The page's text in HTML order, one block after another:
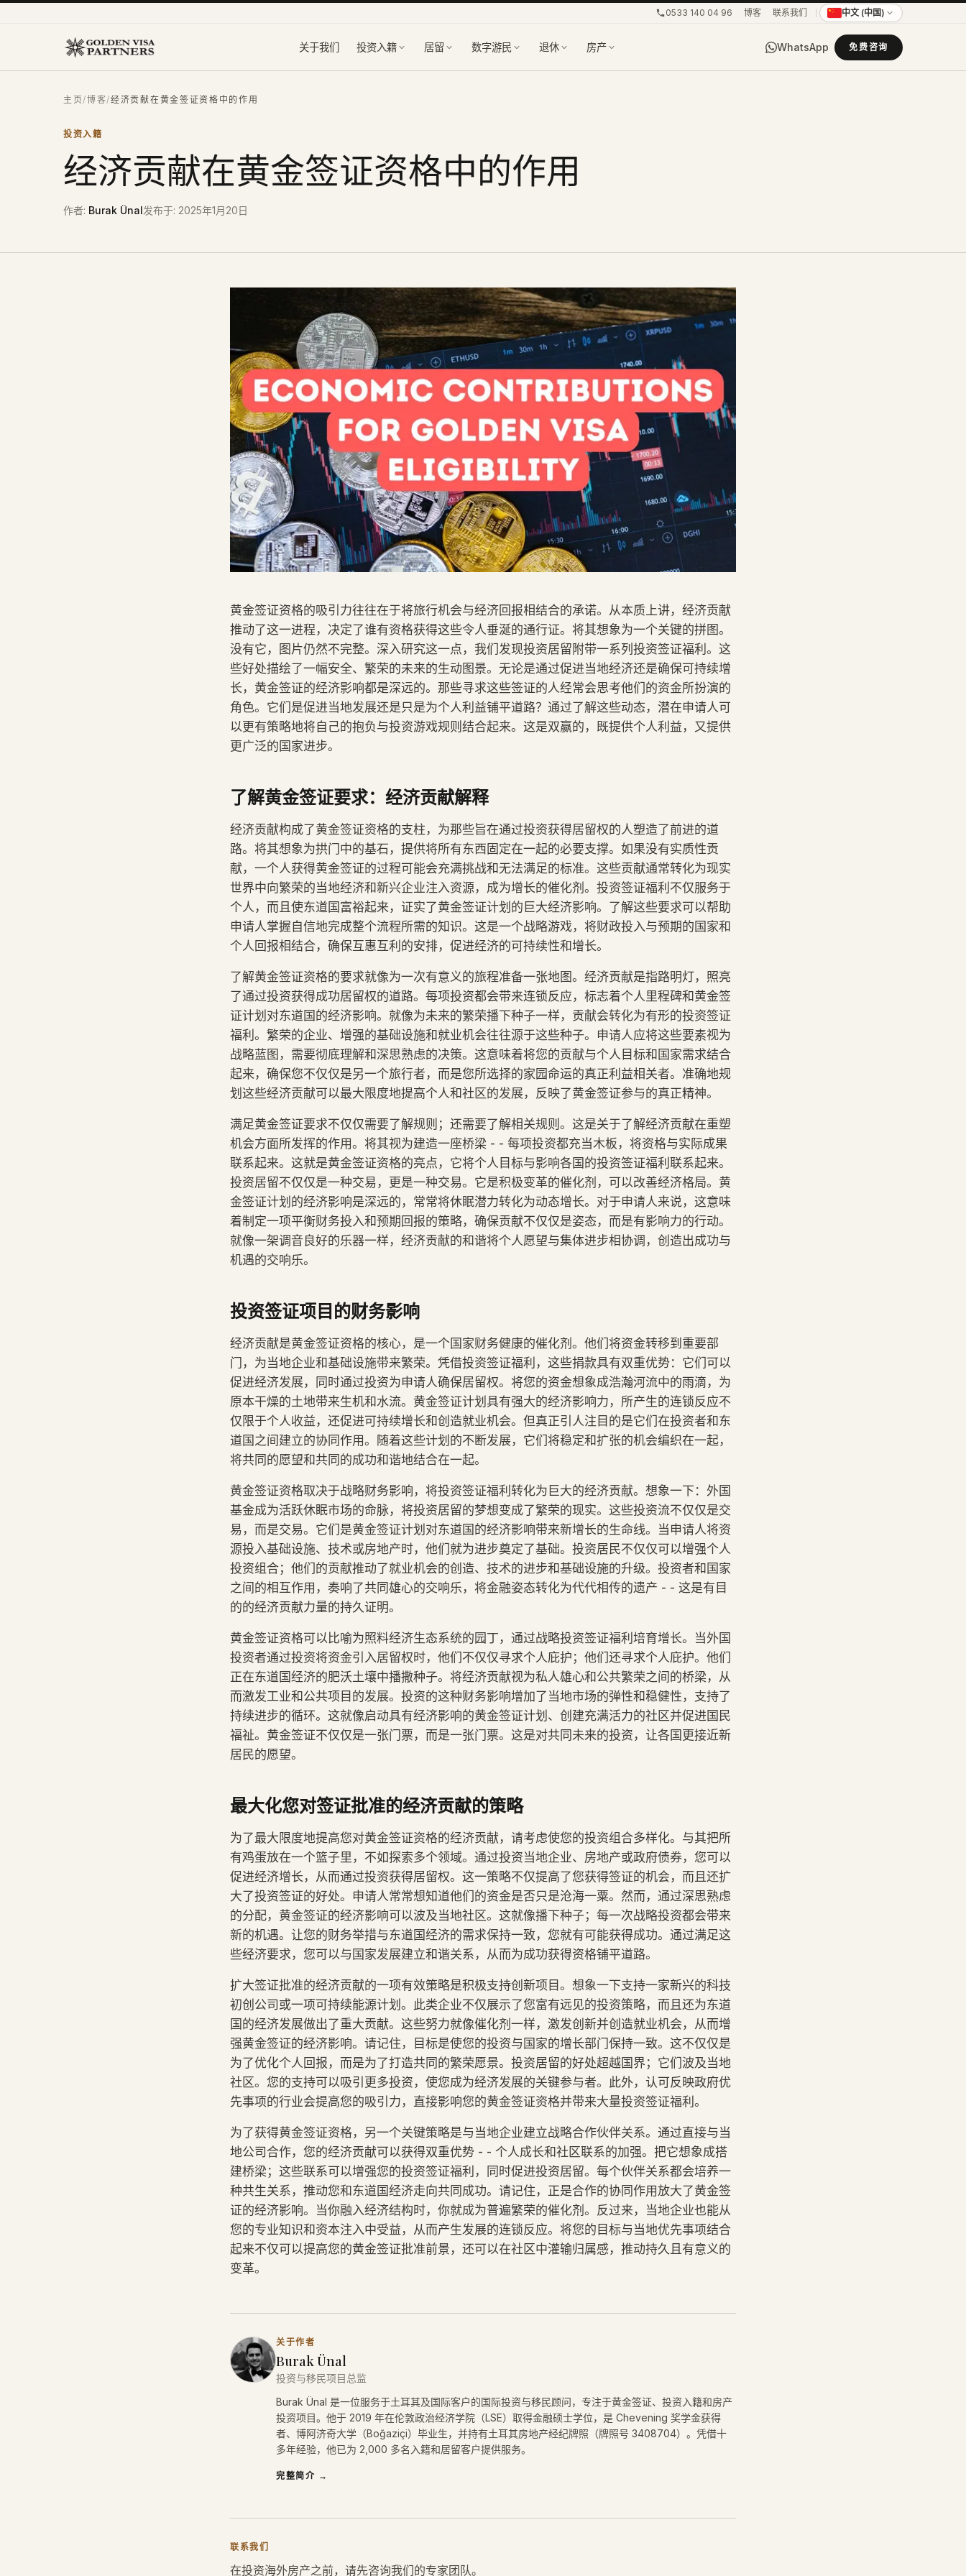
0533 140 04 96 博客 联系我们 中文 (中国)
关于我们 投资入籍 居留 数字游民 退休 房产 WhatsApp 免费咨询
主页/博客/经济贡献在黄金签证资格中的作用
投资入籍
经济贡献在黄金签证资格中的作用
作者: Burak Ünal发布于: 2025年1月20日
黄金签证资格的吸引力往往在于将旅行机会与经济回报相结合的承诺。从本质上讲，经济贡献
推动了这一进程，决定了谁有资格获得这些令人垂涎的通行证。将其想象为一个关键的拼图。
没有它，图片仍然不完整。深入研究这一点，我们发现投资居留附带一系列投资签证福利。这
些好处描绘了一幅安全、繁荣的未来的生动图景。无论是通过促进当地经济还是确保可持续增
长，黄金签证的经济影响都是深远的。那些寻求这些签证的人经常会思考他们的资金所扮演的
角色。它们是促进当地发展还是只是为个人利益铺平道路？通过了解这些动态，潜在申请人可
以更有策略地将自己的抱负与投资游戏规则结合起来。这是双赢的，既提供个人利益，又提供
更广泛的国家进步。
了解黄金签证要求：经济贡献解释
经济贡献构成了黄金签证资格的支柱，为那些旨在通过投资获得居留权的人塑造了前进的道
路。将其想象为拱门中的基石，提供将所有东西固定在一起的必要支撑。如果没有实质性贡
献，一个人获得黄金签证的过程可能会充满挑战和无法满足的标准。这些贡献通常转化为现实
世界中向繁荣的当地经济和新兴企业注入资源，成为增长的催化剂。投资签证福利不仅服务于
个人，而且使东道国富裕起来，证实了黄金签证计划的巨大经济影响。了解这些要求可以帮助
申请人掌握自信地完成整个流程所需的知识。这是一个战略游戏，将财政投入与预期的国家和
个人回报相结合，确保互惠互利的安排，促进经济的可持续性和增长。
了解黄金签证资格的要求就像为一次有意义的旅程准备一张地图。经济贡献是指路明灯，照亮
了通过投资获得成功居留权的道路。每项投资都会带来连锁反应，标志着个人里程碑和黄金签
证计划对东道国的经济影响。就像为未来的繁荣播下种子一样，贡献会转化为有形的投资签证
福利。繁荣的企业、增强的基础设施和就业机会往往源于这些种子。申请人应将这些要素视为
战略蓝图，需要彻底理解和深思熟虑的决策。这意味着将您的贡献与个人目标和国家需求结合
起来，确保您不仅仅是另一个旅行者，而是您所选择的家园命运的真正利益相关者。准确地规
划这些经济贡献可以最大限度地提高个人和社区的发展，反映了黄金签证参与的真正精神。
满足黄金签证要求不仅仅需要了解规则；还需要了解相关规则。这是关于了解经济贡献在重塑
机会方面所发挥的作用。将其视为建造一座桥梁 - - 每项投资都充当木板，将资格与实际成果
联系起来。这就是黄金签证资格的亮点，它将个人目标与影响各国的投资签证福利联系起来。
投资居留不仅仅是一种交易，更是一种交易。它是积极变革的催化剂，可以改善经济格局。黄
金签证计划的经济影响是深远的，常常将休眠潜力转化为动态增长。对于申请人来说，这意味
着制定一项平衡财务投入和预期回报的策略，确保贡献不仅仅是姿态，而是有影响力的行动。
就像一架调音良好的乐器一样，经济贡献的和谐将个人愿望与集体进步相协调，创造出成功与
机遇的交响乐。
投资签证项目的财务影响
经济贡献是黄金签证资格的核心，是一个国家财务健康的催化剂。他们将资金转移到重要部
门，为当地企业和基础设施带来繁荣。凭借投资签证福利，这些捐款具有双重优势：它们可以
促进经济发展，同时通过投资为申请人确保居留权。将您的资金想象成浩瀚河流中的雨滴，为
原本干燥的土地带来生机和水流。黄金签证计划具有强大的经济影响力，所产生的连锁反应不
仅限于个人收益，还促进可持续增长和创造就业机会。但真正引人注目的是它们在投资者和东
道国之间建立的协同作用。随着这些计划的不断发展，它们将稳定和扩张的机会编织在一起，
将共同的愿望和共同的成功和谐地结合在一起。
黄金签证资格取决于战略财务影响，将投资签证福利转化为巨大的经济贡献。想象一下：外国
基金成为活跃休眠市场的命脉，将投资居留的梦想变成了繁荣的现实。这些投资流不仅仅是交
易，而是交易。它们是黄金签证计划对东道国的经济影响带来新增长的生命线。当申请人将资
源投入基础设施、技术或房地产时，他们就为进步奠定了基础。投资居民不仅仅可以增强个人
投资组合；他们的贡献推动了就业机会的创造、技术的进步和基础设施的升级。投资者和国家
之间的相互作用，奏响了共同雄心的交响乐，将金融姿态转化为代代相传的遗产 - - 这是有目
的的经济贡献力量的持久证明。
黄金签证资格可以比喻为照料经济生态系统的园丁，通过战略投资签证福利培育增长。当外国
投资者通过投资将资金引入居留权时，他们不仅仅寻求个人庇护；他们还寻求个人庇护。他们
正在东道国经济的肥沃土壤中播撒种子。将经济贡献视为私人雄心和公共繁荣之间的桥梁，从
而激发工业和公共项目的发展。投资的这种财务影响增加了当地市场的弹性和稳健性，支持了
持续进步的循环。这就像启动具有经济影响的黄金签证计划、创建充满活力的社区并促进国民
福祉。黄金签证不仅仅是一张门票，而是一张门票。这是对共同未来的投资，让各国更接近新
居民的愿望。
最大化您对签证批准的经济贡献的策略
为了最大限度地提高您对黄金签证资格的经济贡献，请考虑使您的投资组合多样化。与其把所
有鸡蛋放在一个篮子里，不如探索多个领域。通过投资当地企业、房地产或政府债券，您可以
促进经济增长，从而通过投资获得居留权。这一策略不仅提高了您获得签证的机会，而且还扩
大了投资签证的好处。申请人常常想知道他们的资金是否只是沧海一粟。然而，通过深思熟虑
的分配，黄金签证的经济影响可以波及当地社区。这就像播下种子；每一次战略投资都会带来
新的机遇。让您的财务举措与东道国经济的需求保持一致，您就有可能获得成功。通过满足这
些经济要求，您可以与国家发展建立和谐关系，从而为成功获得资格铺平道路。
扩大签证批准的经济贡献的一项有效策略是积极支持创新项目。想象一下支持一家新兴的科技
初创公司或一项可持续能源计划。此类企业不仅展示了您富有远见的投资策略，而且还为东道
国的经济发展做出了重大贡献。这些努力就像催化剂一样，激发创新并创造就业机会，从而增
强黄金签证的经济影响。请记住，目标是使您的投资与国家的增长部门保持一致。这不仅仅是
为了优化个人回报，而是为了打造共同的繁荣愿景。投资居留的好处超越国界；它们波及当地
社区。您的支持可以吸引更多投资，使您成为经济发展的关键参与者。此外，认可反映政府优
先事项的行业会提高您的吸引力，直接影响您的黄金签证资格并带来大量投资签证福利。
为了获得黄金签证资格，另一个关键策略是与当地企业建立战略合作伙伴关系。通过直接与当
地公司合作，您的经济贡献可以获得双重优势 - - 个人成长和社区联系的加强。把它想象成搭
建桥梁；这些联系可以增强您的投资签证福利，同时促进投资居留。每个伙伴关系都会培养一
种共生关系，推动您和东道国经济走向共同成功。请记住，正是合作的协同作用放大了黄金签
证的经济影响。当你融入经济结构时，你就成为普遍繁荣的催化剂。反过来，当地企业也能从
您的专业知识和资本注入中受益，从而产生发展的连锁反应。将您的目标与当地优先事项结合
起来不仅可以提高您的黄金签证批准前景，还可以在社区中灌输归属感，推动持久且有意义的
变革。
关于作者
Burak Ünal
投资与移民项目总监
Burak Ünal 是一位服务于土耳其及国际客户的国际投资与移民顾问，专注于黄金签证、投资入籍和房产
投资项目。他于 2019 年在伦敦政治经济学院（LSE）取得金融硕士学位，是 Chevening 奖学金获得
者、博阿济奇大学（Boğaziçi）毕业生，并持有土耳其房地产经纪牌照（牌照号 3408704）。凭借十
多年经验，他已为 2,000 多名入籍和居留客户提供服务。
完整简介 →
联系我们
在投资海外房产之前，请先咨询我们的专家团队。